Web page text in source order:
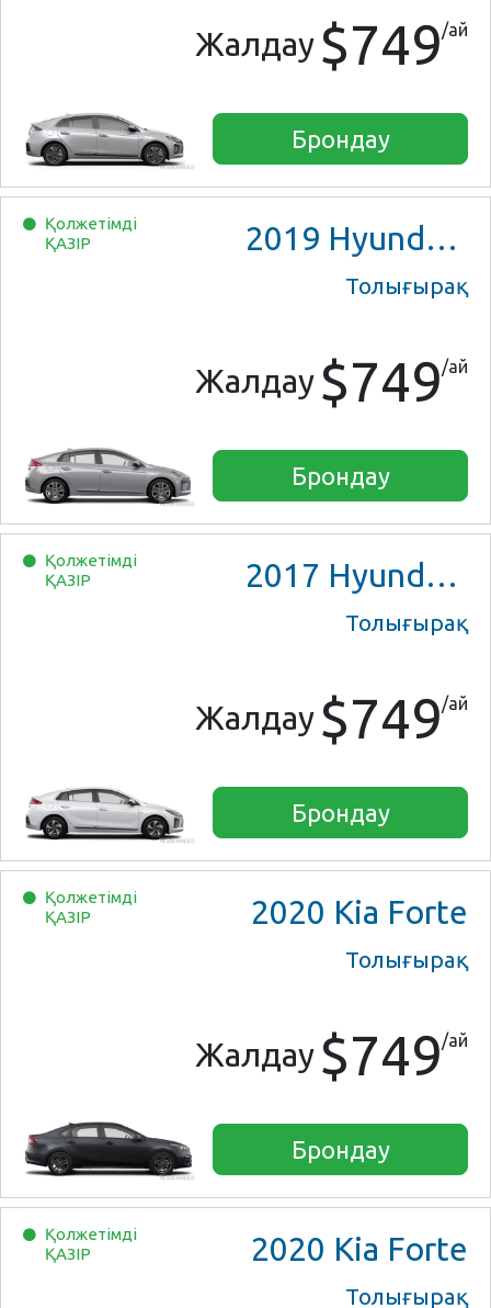
Жалдау $749/ай
Брондау
Қолжетімді
ҚАЗІР
2019 Hyundai Ioniq Hybrid
Толығырақ
Жалдау $749/ай
Брондау
Қолжетімді
ҚАЗІР
2017 Hyundai Ioniq Hybrid
Толығырақ
Жалдау $749/ай
Брондау
Қолжетімді
ҚАЗІР
2020 Kia Forte
Толығырақ
Жалдау $749/ай
Брондау
Қолжетімді
ҚАЗІР
2020 Kia Forte
Толығырақ